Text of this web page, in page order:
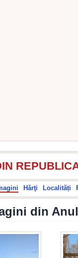
Hărţi Localități
din